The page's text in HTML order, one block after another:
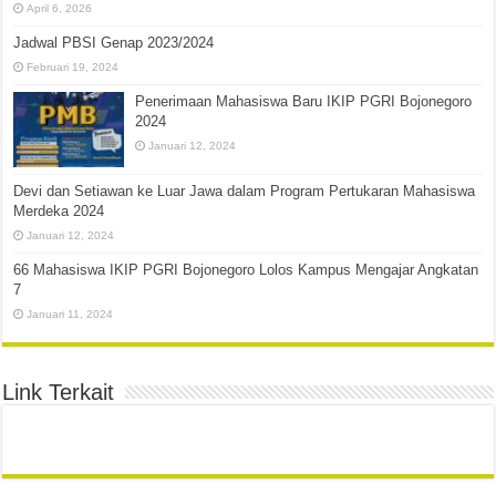
April 6, 2026
Jadwal PBSI Genap 2023/2024
Februari 19, 2024
Penerimaan Mahasiswa Baru IKIP PGRI Bojonegoro
2024
Januari 12, 2024
Devi dan Setiawan ke Luar Jawa dalam Program Pertukaran Mahasiswa
Merdeka 2024
Januari 12, 2024
66 Mahasiswa IKIP PGRI Bojonegoro Lolos Kampus Mengajar Angkatan
7
Januari 11, 2024
Link Terkait